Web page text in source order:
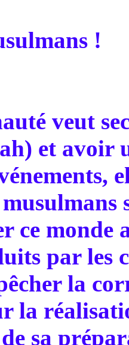
!
veut
et avoir
ce monde
par les
la
la
de sa